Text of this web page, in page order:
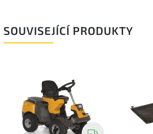
SOUVISEJÍCÍ PRODUKTY